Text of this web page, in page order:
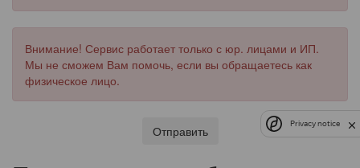
Внимание! Сервис работает только с юр. лицами и ИП.
Мы не сможем Вам помочь, если вы обращаетесь как
физическое лицо.
Отправить Privacy notice